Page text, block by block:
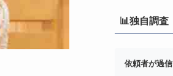
📊独自調査
依頼者が過